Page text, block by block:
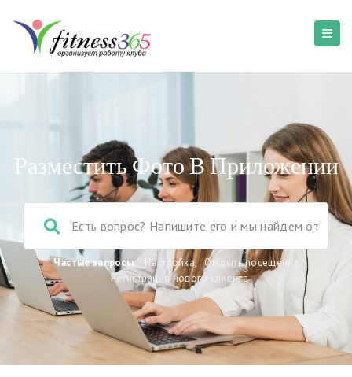
Разместить Фото В Приложении
Частые запросы: Настройка, Открыть посещение
Регистрация нового клиента